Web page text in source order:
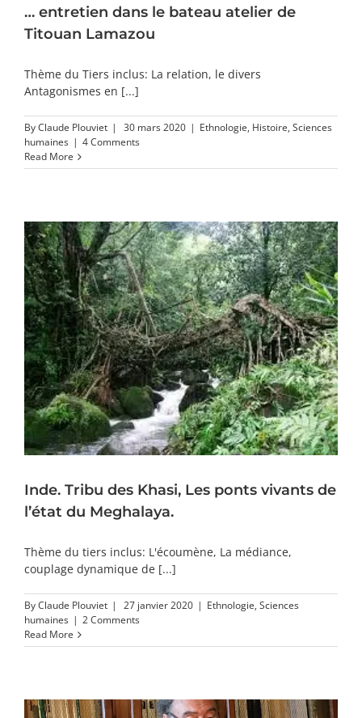
… entretien dans le bateau atelier de
Titouan Lamazou
Thème du Tiers inclus: La relation, le divers
Antagonismes en [...]
ByClaude Plouviet | 30 mars 2020 | Ethnologie, Histoire, Sciences
humaines | 4 Comments
Read More
Inde. Tribu des Khasi, Les ponts vivants de
l’état du Meghalaya.
Thème du tiers inclus: L'écoumène, La médiance,
couplage dynamique de [...]
ByClaude Plouviet | 27 janvier 2020 | Ethnologie, Sciences
humaines | 2 Comments
Read More